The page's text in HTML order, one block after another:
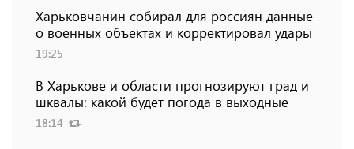
Харьковчанин собирал для россиян данные
о военных объектах и ​​корректировал удары
19:25
В Харькове и области прогнозируют град и
шквалы: какой будет погода в выходные
18:14